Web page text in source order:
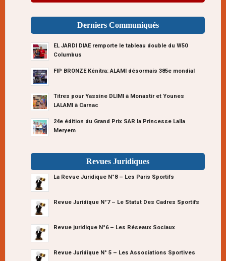
Derniers Communiqués
EL JARDI DIAE remporte le tableau double du W50
Columbus
FIP BRONZE Kénitra: ALAMI désormais 385e mondial
Titres pour Yassine DLIMI à Monastir et Younes
LALAMI à Carnac
24e édition du Grand Prix SAR la Princesse Lalla
Meryem
Revues Juridiques
La Revue Juridique N°8 – Les Paris Sportifs
Revue Juridique N°7 – Le Statut Des Cadres Sportifs
Revue juridique N°6 – Les Réseaux Sociaux
Revue Juridique N° 5 – Les Associations Sportives